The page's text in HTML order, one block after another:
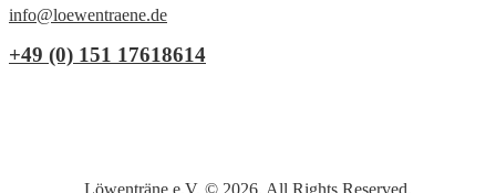
info@loewentraene.de
+49 (0) 151 17618614